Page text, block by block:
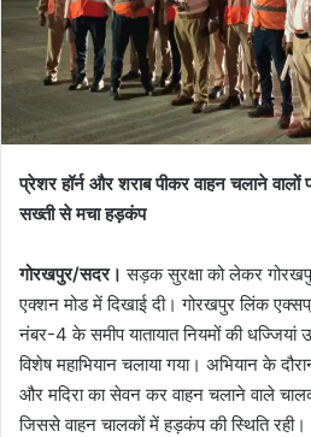
प्रेशर हॉर्न और शराब पीकर वाहन चलाने वालों
सख्ती से मचा हड़कंप
गोरखपुर/सदर। सड़क सुरक्षा को लेकर
एक्शन मोड में दिखाई दी। गोरखपुर लिंक
नंबर-4 के समीप यातायात नियमों की
विशेष महाभियान चलाया गया। अभियान के
और मदिरा का सेवन कर वाहन चलाने वाले
जिससे वाहन चालकों में हड़कंप की स्थिति रही।